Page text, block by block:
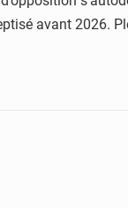
avant 2026.